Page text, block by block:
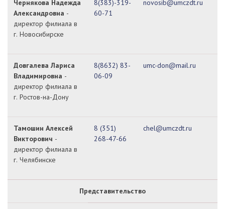
Чернякова Надежда
Александровна -
директор филиала в
г. Новосибирске
8(383)-319-
60-71
novosib@umczdt.ru
Довгалева Лариса
Владимировна -
директор филиала в
г. Ростов-на-Дону
8(8632) 83-
06-09
umc-don@mail.ru
Тамошин Алексей
Викторович -
директор филиала в
г. Челябинске
8 (351)
268-47-66
chel@umczdt.ru
Представительство